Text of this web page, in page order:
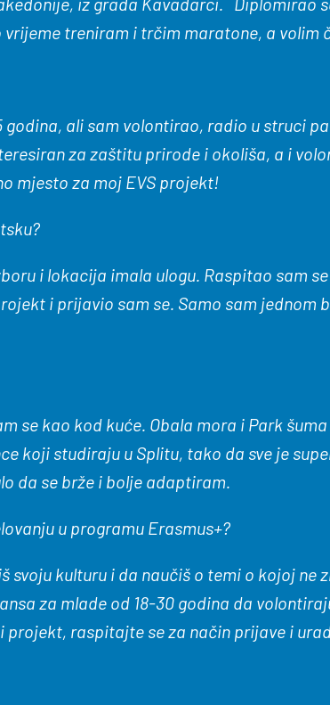
treniram i trčim maratone, a volim
ali sam volontirao, radio u struci
za zaštitu prirode i okoliša, a i
mjesto za moj EVS projekt!
u?
i lokacija imala ulogu. Raspitao sam
i prijavio sam se. Samo sam jednom
se kao kod kuće. Obala mora i Park
koji studiraju u Splitu, tako da sve je
da se brže i bolje adaptiram.
u u programu Erasmus+?
kulturu i da naučiš o temi o kojoj ne
za mlade od 18-30 godina da
raspitajte se za način prijave i